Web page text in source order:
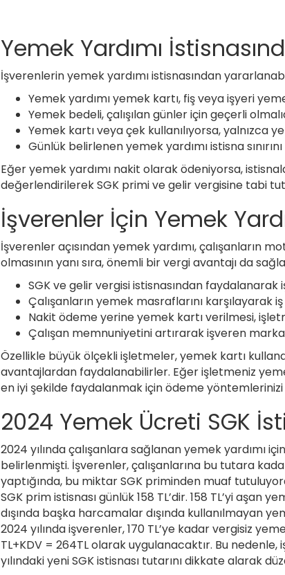
Yemek Yardımı
İşverenlerin yemek yardımı istisnasından
Yemek yardımı yemek kartı, fiş veya işyeri
Yemek bedeli, çalışılan günler için geçerli
Yemek kartı veya çek kullanılıyorsa, yalnızca
Günlük belirlenen yemek yardımı istisna
Eğer yemek yardımı nakit olarak ödeniyorsa,
değerlendirilerek SGK primi ve gelir vergisine tabi
İşverenler İçin Yemek
İşverenler açısından yemek yardımı, çalışanların
olmasının yanı sıra, önemli bir vergi avantajı da
SGK ve gelir vergisi istisnasından
Çalışanların yemek masraflarını karşılayarak
Nakit ödeme yerine yemek kartı verilmesi,
Çalışan memnuniyetini artırarak işveren
Özellikle büyük ölçekli işletmeler, yemek kartı
avantajlardan faydalanabilirler. Eğer işletmeniz
en iyi şekilde faydalanmak için ödeme
2024 Yemek Ücreti SGK
2024 yılında çalışanlara sağlanan yemek yardımı
belirlenmişti. İşverenler, çalışanlarına bu tutara
yaptığında, bu miktar SGK priminden muaf
SGK prim istisnası günlük 158 TL’dir. 158 TL’yi aşan
dışında başka harcamalar dışında kullanılmayan
2024 yılında işverenler, 170 TL’ye kadar vergisiz
TL+KDV = 264TL olarak uygulanacaktır. Bu
yılındaki yeni SGK istisnası tutarını dikkate alarak